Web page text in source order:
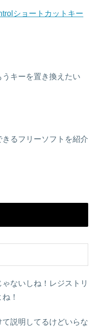
ショートカットキー
キーを置き換えたい
るフリーソフトを紹介
ないしね！レジストリ
！
説明してるけどいらな